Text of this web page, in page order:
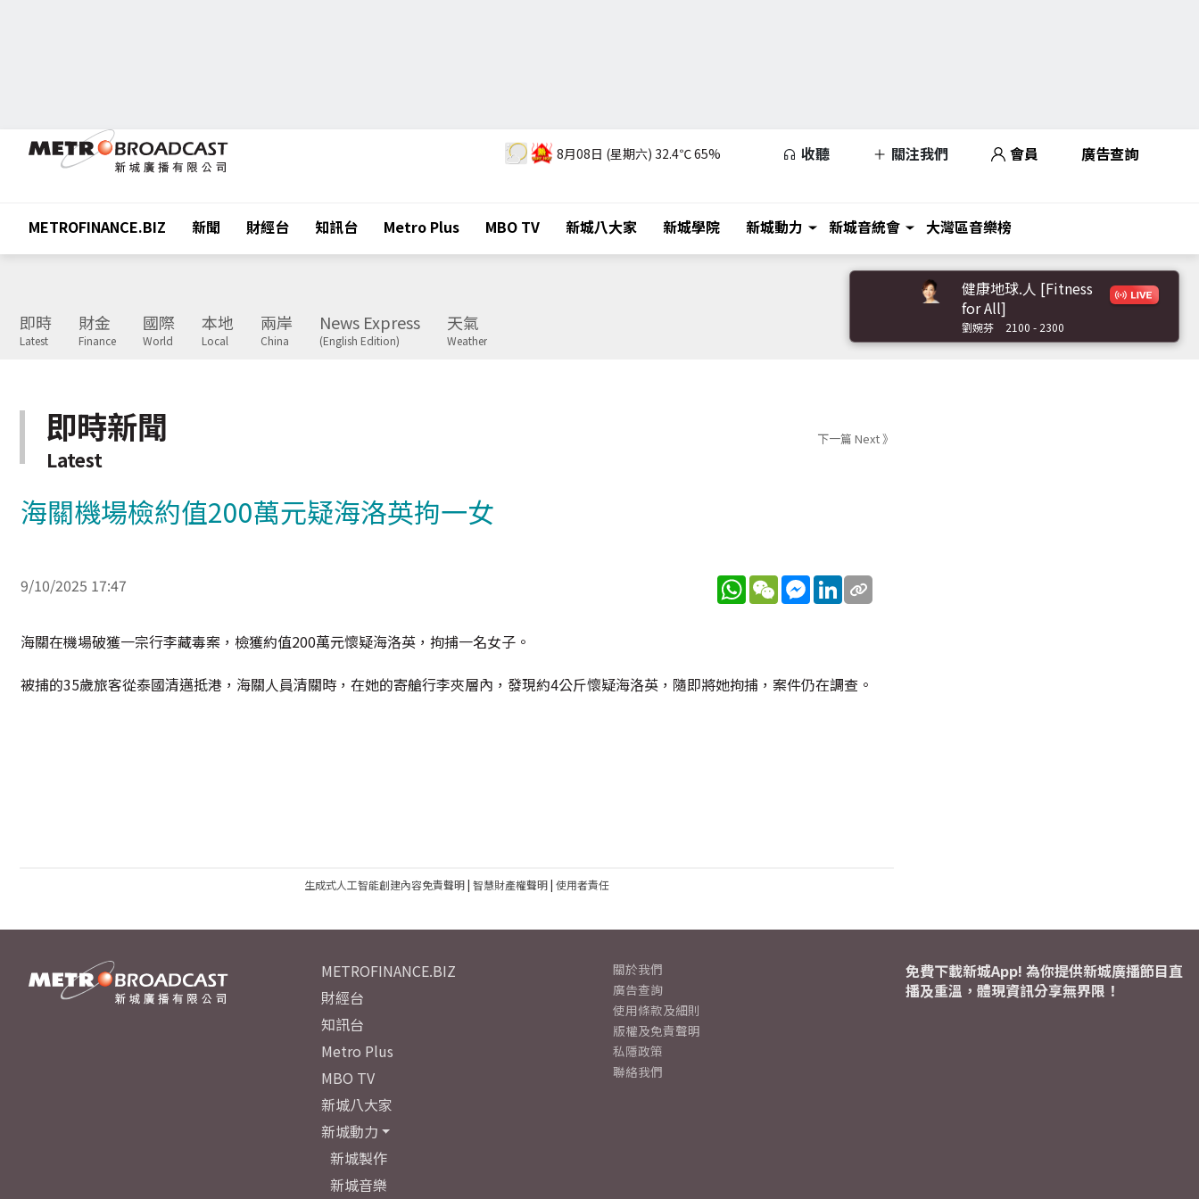
8月08日 (星期六) 32.4℃65% 收聽 關注我們 會員 廣告查詢
METROFINANCE.BIZ 新聞 財經台 知訊台 Metro Plus MBO TV 新城八大家 新城學院 新城動力 新城音統會 大灣區音樂榜
即時
Latest
財金
Finance
國際
World
本地
Local
兩岸
China
News Express
(English Edition)
天氣
Weather
健康地球.人 [Fitness
for All]
劉婉芬 2100 - 2300
即時新聞
Latest
下一篇 Next 》
海關機場檢約值200萬元疑海洛英拘一女
9/10/2025 17:47 WhatsApp
WeChatMessenger
LinkedIn
海關在機場破獲一宗行李藏毒案，檢獲約值200萬元懷疑海洛英，拘捕一名女子。
被捕的35歲旅客從泰國清邁抵港，海關人員清關時，在她的寄艙行李夾層內，發現約4公斤懷疑海洛英，隨即將她拘捕，案件仍在調查。
生成式人工智能創建內容免責聲明| 智慧財產權聲明| 使用者責任
METROFINANCE.BIZ
財經台
知訊台
Metro Plus
MBO TV
新城八大家
新城動力
新城製作
新城音樂
關於我們
廣告查詢
使用條款及細則
版權及免責聲明
私隱政策
聯絡我們
免費下載新城App! 為你提供新城廣播節目直
播及重溫，體現資訊分享無界限！